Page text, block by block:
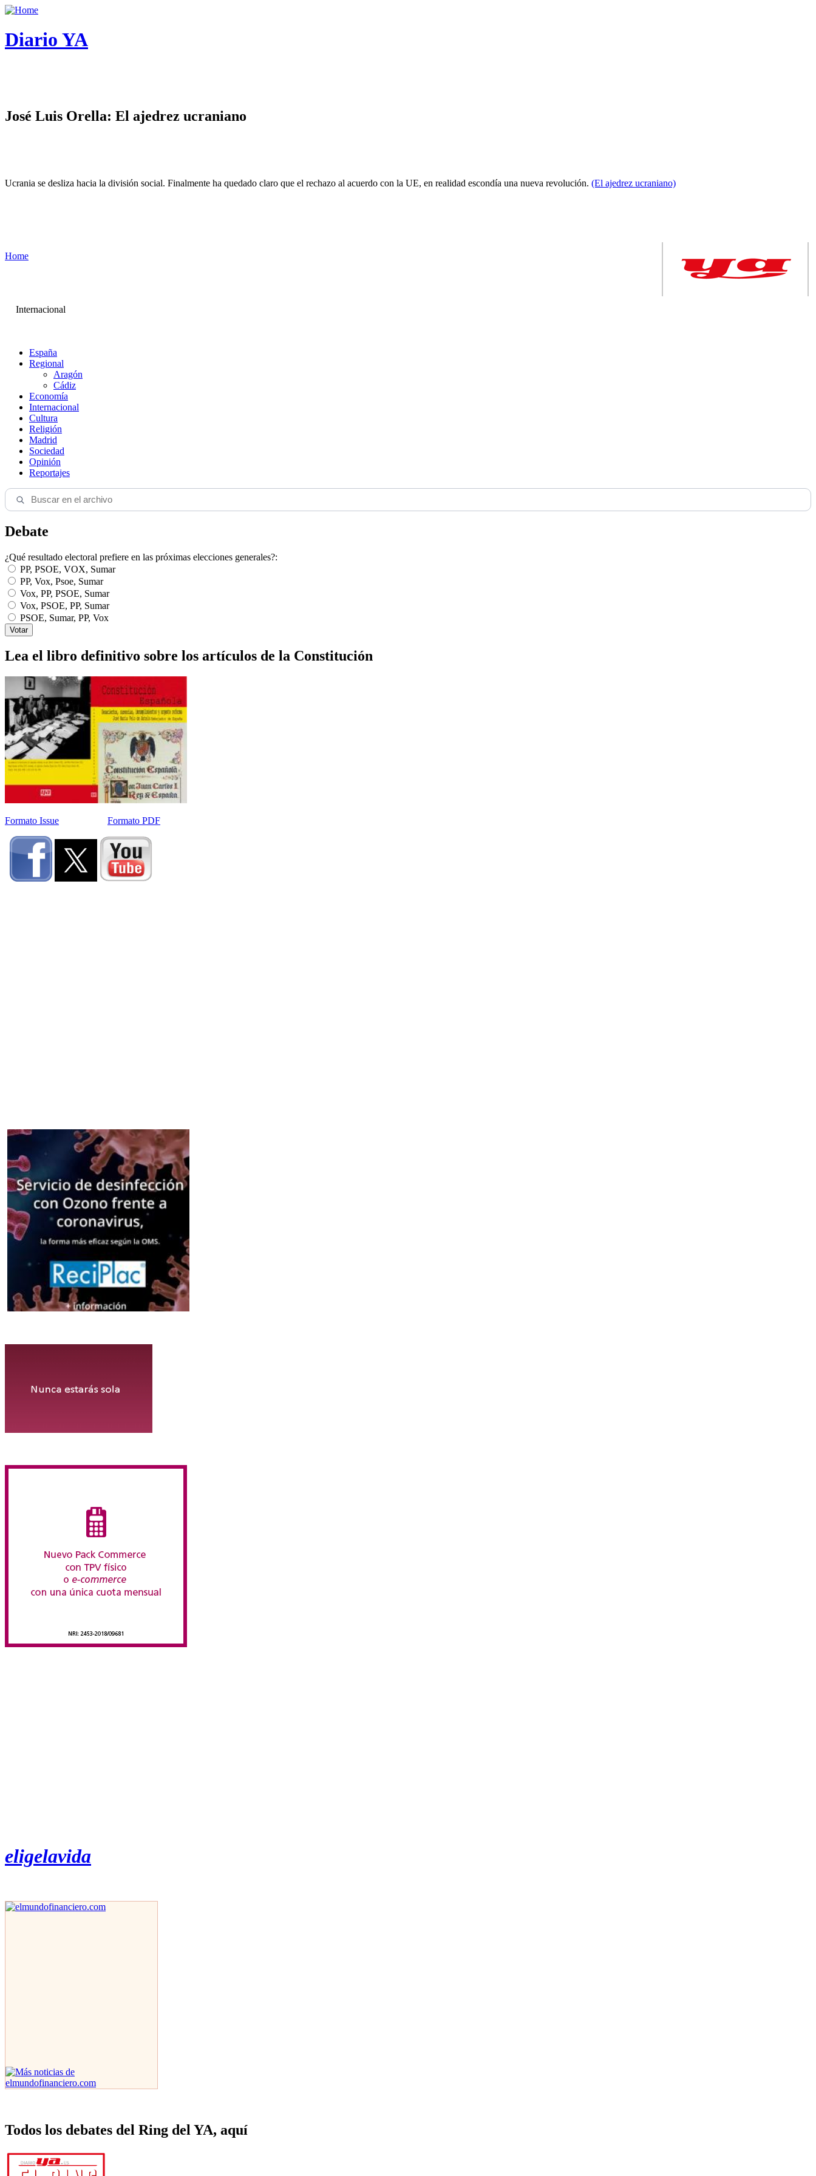
Diario YA
José Luis Orella: El ajedrez ucraniano
Ucrania se desliza hacia la división social. Finalmente ha quedado claro que el rechazo al acuerdo con la UE, en realidad escondía una nueva revolución. (El ajedrez ucraniano)
Home
Internacional
España
Regional
Aragón
Cádiz
Economía
Internacional
Cultura
Religión
Madrid
Sociedad
Opinión
Reportajes
Debate
¿Qué resultado electoral prefiere en las próximas elecciones generales?:
PP, PSOE, VOX, Sumar
PP, Vox, Psoe, Sumar
Vox, PP, PSOE, Sumar
Vox, PSOE, PP, Sumar
PSOE, Sumar, PP, Vox
Lea el libro definitivo sobre los artículos de la Constitución
Formato Issue Formato PDF
eligelavida
Todos los debates del Ring del YA, aquí